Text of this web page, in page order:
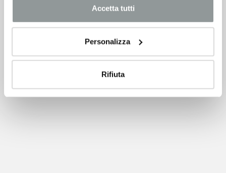
Accetta tutti
Personalizza
Rifiuta